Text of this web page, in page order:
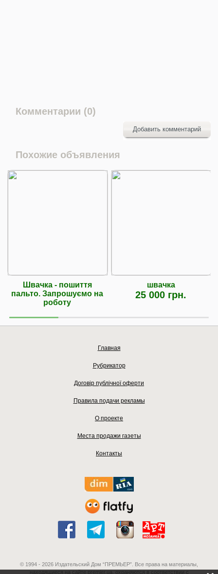
Комментарии (0)
Добавить комментарий
Похожие объявления
Швачка - пошиття
пальто. Запрошуємо на
роботу
швачка
25 000 грн.
Главная
Рубрикатор
Договір публічної оферти
Правила подачи рекламы
О проекте
Места продажи газеты
Контакты
© 1994 - 2026 Издательский Дом “ПРЕМЬЕР”. Все права на материалы,
находящиеся на сайте premier.ua, охраняются в соответствии с